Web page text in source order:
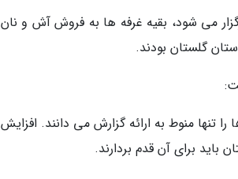
می شود، بقیه غرفه ها به فروش آش و نان
تنها منوط به ارائه گزارش می دانند. افزایش
باید برای آن قدم بردارند.